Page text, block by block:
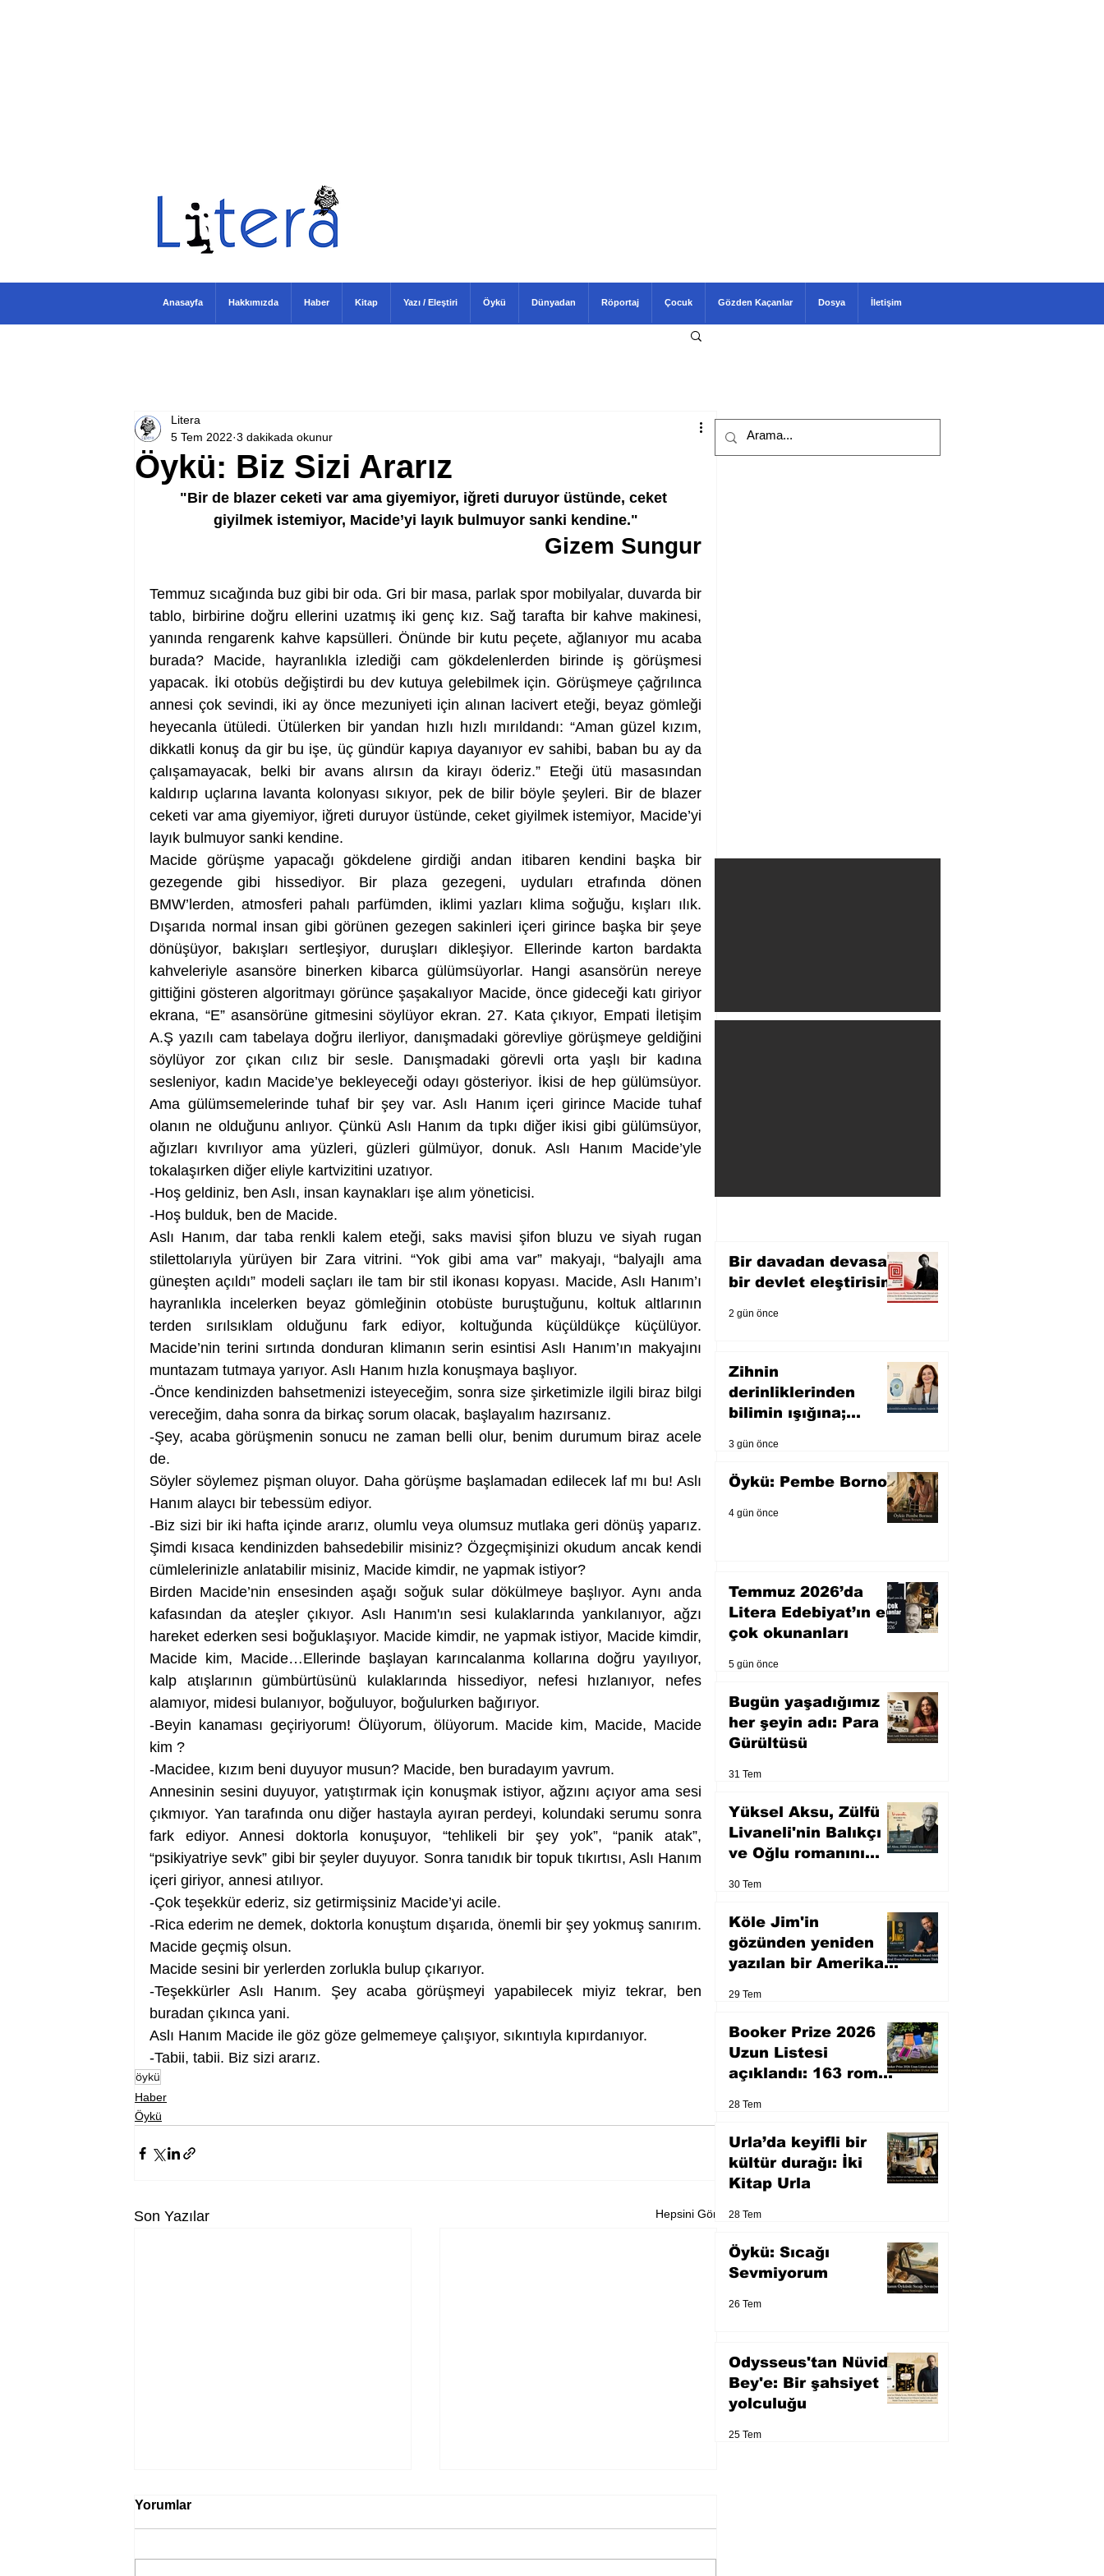
Öykü: Biz Sizi Ararız
Litera
5 Tem 2022 3 dakikada okunur
"Bir de blazer ceketi var ama giyemiyor, iğreti duruyor üstünde, ceket
giyilmek istemiyor, Macide’yi layık bulmuyor sanki kendine."
Gizem Sungur
Temmuz sıcağında buz gibi bir oda. Gri bir masa, parlak spor mobilyalar, duvarda bir
tablo, birbirine doğru ellerini uzatmış iki genç kız. Sağ tarafta bir kahve makinesi,
yanında rengarenk kahve kapsülleri. Önünde bir kutu peçete, ağlanıyor mu acaba
burada? Macide, hayranlıkla izlediği cam gökdelenlerden birinde iş görüşmesi
yapacak. İki otobüs değiştirdi bu dev kutuya gelebilmek için. Görüşmeye çağrılınca
annesi çok sevindi, iki ay önce mezuniyeti için alınan lacivert eteği, beyaz gömleği
heyecanla ütüledi. Ütülerken bir yandan hızlı hızlı mırıldandı: “Aman güzel kızım,
dikkatli konuş da gir bu işe, üç gündür kapıya dayanıyor ev sahibi, baban bu ay da
çalışamayacak, belki bir avans alırsın da kirayı öderiz.” Eteği ütü masasından
kaldırıp uçlarına lavanta kolonyası sıkıyor, pek de bilir böyle şeyleri. Bir de blazer
ceketi var ama giyemiyor, iğreti duruyor üstünde, ceket giyilmek istemiyor, Macide’yi
layık bulmuyor sanki kendine.
Macide görüşme yapacağı gökdelene girdiği andan itibaren kendini başka bir
gezegende gibi hissediyor. Bir plaza gezegeni, uyduları etrafında dönen
BMW’lerden, atmosferi pahalı parfümden, iklimi yazları klima soğuğu, kışları ılık.
Dışarıda normal insan gibi görünen gezegen sakinleri içeri girince başka bir şeye
dönüşüyor, bakışları sertleşiyor, duruşları dikleşiyor. Ellerinde karton bardakta
kahveleriyle asansöre binerken kibarca gülümsüyorlar. Hangi asansörün nereye
gittiğini gösteren algoritmayı görünce şaşakalıyor Macide, önce gideceği katı giriyor
ekrana, “E” asansörüne gitmesini söylüyor ekran. 27. Kata çıkıyor, Empati İletişim
A.Ş yazılı cam tabelaya doğru ilerliyor, danışmadaki görevliye görüşmeye geldiğini
söylüyor zor çıkan cılız bir sesle. Danışmadaki görevli orta yaşlı bir kadına
sesleniyor, kadın Macide’ye bekleyeceği odayı gösteriyor. İkisi de hep gülümsüyor.
Ama gülümsemelerinde tuhaf bir şey var. Aslı Hanım içeri girince Macide tuhaf
olanın ne olduğunu anlıyor. Çünkü Aslı Hanım da tıpkı diğer ikisi gibi gülümsüyor,
ağızları kıvrılıyor ama yüzleri, güzleri gülmüyor, donuk. Aslı Hanım Macide’yle
tokalaşırken diğer eliyle kartvizitini uzatıyor.
-Hoş geldiniz, ben Aslı, insan kaynakları işe alım yöneticisi.
-Hoş bulduk, ben de Macide.
Aslı Hanım, dar taba renkli kalem eteği, saks mavisi şifon bluzu ve siyah rugan
stilettolarıyla yürüyen bir Zara vitrini. “Yok gibi ama var” makyajı, “balyajlı ama
güneşten açıldı” modeli saçları ile tam bir stil ikonası kopyası. Macide, Aslı Hanım’ı
hayranlıkla incelerken beyaz gömleğinin otobüste buruştuğunu, koltuk altlarının
terden sırılsıklam olduğunu fark ediyor, koltuğunda küçüldükçe küçülüyor.
Macide’nin terini sırtında donduran klimanın serin esintisi Aslı Hanım’ın makyajını
muntazam tutmaya yarıyor. Aslı Hanım hızla konuşmaya başlıyor.
-Önce kendinizden bahsetmenizi isteyeceğim, sonra size şirketimizle ilgili biraz bilgi
vereceğim, daha sonra da birkaç sorum olacak, başlayalım hazırsanız.
-Şey, acaba görüşmenin sonucu ne zaman belli olur, benim durumum biraz acele
de.
Söyler söylemez pişman oluyor. Daha görüşme başlamadan edilecek laf mı bu! Aslı
Hanım alaycı bir tebessüm ediyor.
-Biz sizi bir iki hafta içinde ararız, olumlu veya olumsuz mutlaka geri dönüş yaparız.
Şimdi kısaca kendinizden bahsedebilir misiniz? Özgeçmişinizi okudum ancak kendi
cümlelerinizle anlatabilir misiniz, Macide kimdir, ne yapmak istiyor?
Birden Macide’nin ensesinden aşağı soğuk sular dökülmeye başlıyor. Aynı anda
kafasından da ateşler çıkıyor. Aslı Hanım'ın sesi kulaklarında yankılanıyor, ağzı
hareket ederken sesi boğuklaşıyor. Macide kimdir, ne yapmak istiyor, Macide kimdir,
Macide kim, Macide…Ellerinde başlayan karıncalanma kollarına doğru yayılıyor,
kalp atışlarının gümbürtüsünü kulaklarında hissediyor, nefesi hızlanıyor, nefes
alamıyor, midesi bulanıyor, boğuluyor, boğulurken bağırıyor.
-Beyin kanaması geçiriyorum! Ölüyorum, ölüyorum. Macide kim, Macide, Macide
kim ?
-Macidee, kızım beni duyuyor musun? Macide, ben buradayım yavrum.
Annesinin sesini duyuyor, yatıştırmak için konuşmak istiyor, ağzını açıyor ama sesi
çıkmıyor. Yan tarafında onu diğer hastayla ayıran perdeyi, kolundaki serumu sonra
fark ediyor. Annesi doktorla konuşuyor, “tehlikeli bir şey yok”, “panik atak”,
“psikiyatriye sevk” gibi bir şeyler duyuyor. Sonra tanıdık bir topuk tıkırtısı, Aslı Hanım
içeri giriyor, annesi atılıyor.
-Çok teşekkür ederiz, siz getirmişsiniz Macide’yi acile.
-Rica ederim ne demek, doktorla konuştum dışarıda, önemli bir şey yokmuş sanırım.
Macide geçmiş olsun.
Macide sesini bir yerlerden zorlukla bulup çıkarıyor.
-Teşekkürler Aslı Hanım. Şey acaba görüşmeyi yapabilecek miyiz tekrar, ben
buradan çıkınca yani.
Aslı Hanım Macide ile göz göze gelmemeye çalışıyor, sıkıntıyla kıpırdanıyor.
-Tabii, tabii. Biz sizi ararız.
öykü
Haber
Öykü
Son Yazılar Hepsini Gör
Yorumlar
Bir davadan devasa
bir devlet eleştirisine
2 gün önce
Zihnin
derinliklerinden
bilimin ışığına;
3 gün önce
Öykü: Pembe Bornoz
4 gün önce
Temmuz 2026’da
Litera Edebiyat’ın en
çok okunanları
5 gün önce
Bugün yaşadığımız
her şeyin adı: Para
Gürültüsü
31 Tem
Yüksel Aksu, Zülfü
Livaneli'nin Balıkçı
ve Oğlu romanını
30 Tem
Köle Jim'in
gözünden yeniden
yazılan bir Amerikan
29 Tem
Booker Prize 2026
Uzun Listesi
açıklandı: 163 roman
28 Tem
Urla’da keyifli bir
kültür durağı: İki
Kitap Urla
28 Tem
Öykü: Sıcağı
Sevmiyorum
26 Tem
Odysseus'tan Nüvid
Bey'e: Bir şahsiyet
yolculuğu
25 Tem
Anasayfa Hakkımızda Haber Kitap Yazı / Eleştiri Öykü Dünyadan Röportaj Çocuk Gözden Kaçanlar Dosya İletişim